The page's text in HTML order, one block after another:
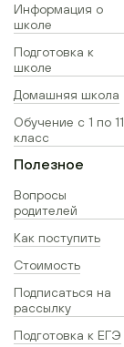
Информация о
школе
Подготовка к
школе
Домашняя школа
Обучение с 1 по 11
класс
Полезное
Вопросы
родителей
Как поступить
Стоимость
Подписаться на
рассылку
Подготовка к ЕГЭ